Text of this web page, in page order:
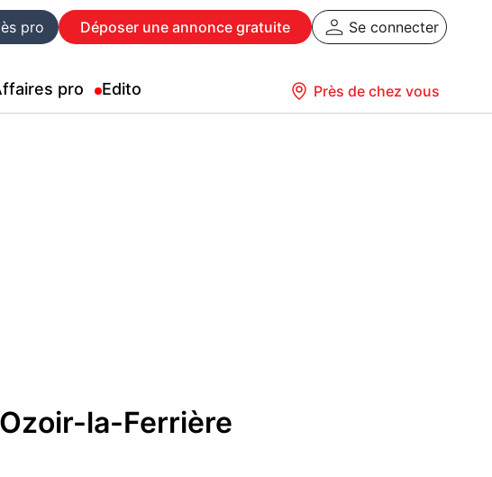
pro Déposer une annonce gratuite Se connecter
pro Edito Près de chez vous
la-Ferrière